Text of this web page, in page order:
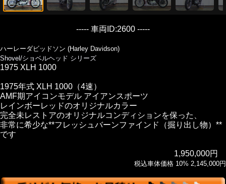
----- 車両ID:2600 -----
ハーレーダビッドソン (Harley Davidson)
Shovel/ショベルヘッド シリーズ
1975 XLH 1000
1975年式 XLH 1000（4速）
AMF期アイコンモデル アイアンスポーツ
レインボーレッドのオリジナルカラー
完全未レストアのオリジナルコンディションを保った、
非常に希少な**フレッシュバーンファインド（掘り出し物）**
です
1,950,000円
税込車体価格 10% 2,145,000円